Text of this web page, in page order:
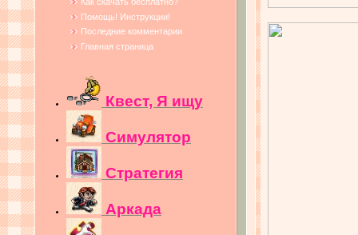
Помощь! Инструкции!
Последние комментарии
Главная страница
Квест, Я ищу
Симулятор
Стратегия
Аркада